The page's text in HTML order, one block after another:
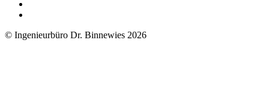
© Ingenieurbüro Dr. Binnewies 2026